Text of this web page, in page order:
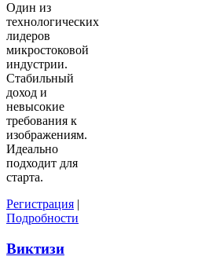
Один из
технологических
лидеров
микростоковой
индустрии.
Стабильный
доход и
невысокие
требования к
изображениям.
Идеально
подходит для
старта.
Регистрация |
Подробности
Виктизи